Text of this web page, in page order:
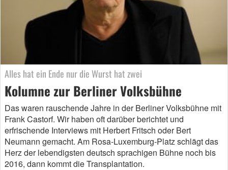
Alles hat ein Ende nur die Wurst hat zwei
Kolumne zur Berliner Volksbühne
Das waren rauschende Jahre in der Berliner Volksbühne mit
Frank Castorf. Wir haben oft darüber berichtet und
erfrischende Interviews mit Herbert Fritsch oder Bert
Neumann gemacht. Am Rosa-Luxemburg-Platz schlägt das
Herz der lebendigsten deutsch sprachigen Bühne noch bis
2016, dann kommt die Transplantation.